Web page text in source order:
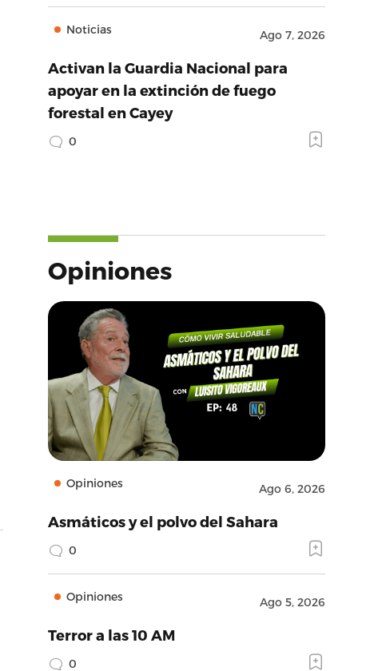
Noticias Ago 7, 2026
Activan la Guardia Nacional para
apoyar en la extinción de fuego
forestal en Cayey
0
Opiniones
Opiniones Ago 6, 2026
Asmáticos y el polvo del Sahara
0
Opiniones Ago 5, 2026
Terror a las 10 AM
0